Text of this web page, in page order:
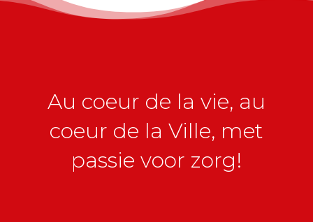
Au coeur de la vie, au
coeur de la Ville, met
passie voor zorg!